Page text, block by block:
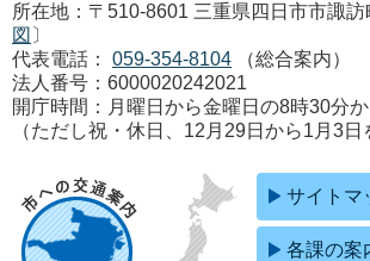
所在地：〒510-8601 三重県四日市市諏訪
図 〕
代表電話：
059-354-8104
（総合案内）
法人番号：6000020242021
開庁時間：月曜日から金曜日の8時30分
（ただし祝・休日、12月29日から1月3日
サイトマ
各課の案